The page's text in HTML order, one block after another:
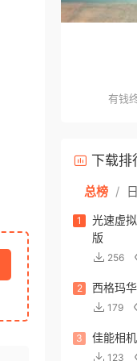
有钱
下载排
总榜 /
1
光速虚
版
256
2 西格玛
179
3 佳能相
123